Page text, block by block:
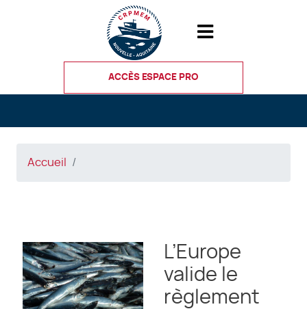
au
contenu
principal
ACCÈS ESPACE PRO
Accueil
L’Europe
valide le
règlement